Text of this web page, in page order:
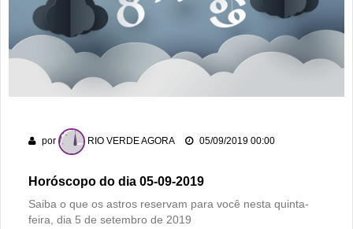
Homem é mantido em cárcere por dois dias, apanha, é
ameaçado com facas e pede socorro dentro de banco no
Centro
Rio Verde avança nos anos iniciais, mas Ensino Médio
acende alerta no Ideb 2025
campeões do Kartcross Brasil 2026
Rio Verde com atendimento até domingo
por RIO VERDE AGORA 05/09/2019 00:00
Horóscopo do dia 05-09-2019
Saiba o que os astros reservam para você nesta quinta-
feira, dia 5 de setembro de 2019